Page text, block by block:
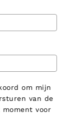
om mijn
van de
voor